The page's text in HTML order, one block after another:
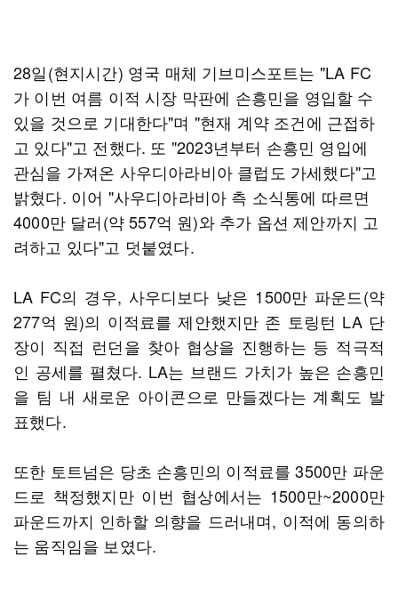
28일(현지시간) 영국 매체 기브미스포트는 "LA FC
가 이번 여름 이적 시장 막판에 손흥민을 영입할 수
있을 것으로 기대한다"며 "현재 계약 조건에 근접하
고 있다"고 전했다. 또 "2023년부터 손흥민 영입에
관심을 가져온 사우디아라비아 클럽도 가세했다"고
밝혔다. 이어 "사우디아라비아 측 소식통에 따르면
4000만 달러(약 557억 원)와 추가 옵션 제안까지 고
려하고 있다"고 덧붙였다.
LA FC의 경우, 사우디보다 낮은 1500만 파운드(약
277억 원)의 이적료를 제안했지만 존 토링턴 LA 단
장이 직접 런던을 찾아 협상을 진행하는 등 적극적
인 공세를 펼쳤다. LA는 브랜드 가치가 높은 손흥민
을 팀 내 새로운 아이콘으로 만들겠다는 계획도 발
표했다.
또한 토트넘은 당초 손흥민의 이적료를 3500만 파운
드로 책정했지만 이번 협상에서는 1500만~2000만
파운드까지 인하할 의향을 드러내며, 이적에 동의하
는 움직임을 보였다.